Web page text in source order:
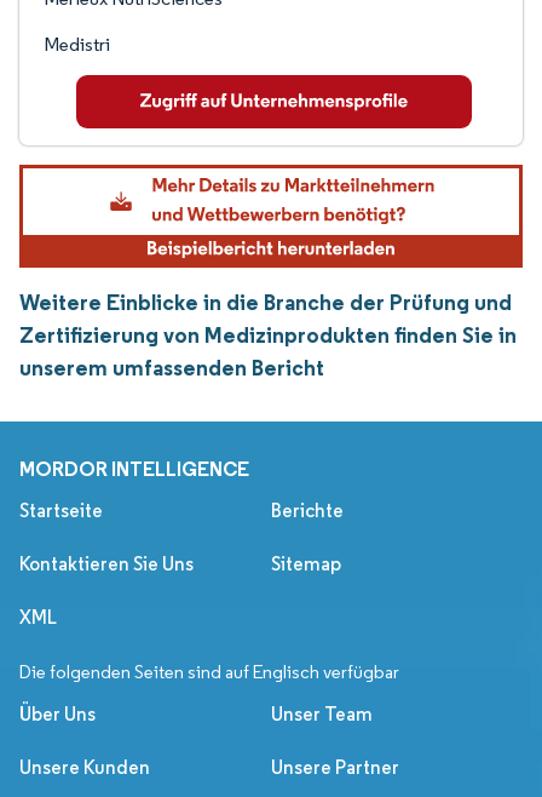
Medistri
Weitere Einblicke in die Branche der Prüfung und
Zertifizierung von Medizinprodukten finden Sie in
unserem umfassenden Bericht
MORDOR INTELLIGENCE
Startseite Berichte
Kontaktieren Sie Uns Sitemap
XML
Die folgenden Seiten sind auf Englisch verfügbar
Über Uns Unser Team
Unsere Kunden Unsere Partner